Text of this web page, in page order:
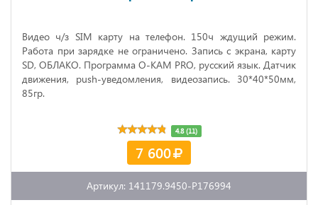
Видео ч/з SIM карту на телефон. 150ч ждущий режим.
Работа при зарядке не ограничено. Запись с экрана, карту
SD, ОБЛАКО. Программа O-KAM PRO, русский язык. Датчик
движения, push-уведомления, видеозапись. 30*40*50мм,
85гр.
4.8 (11)
7 600
Артикул: 141179.9450-P176994